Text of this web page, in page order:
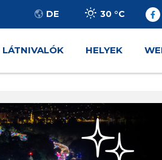
DE 30 °C
LÁTNIVALÓK HELYEK